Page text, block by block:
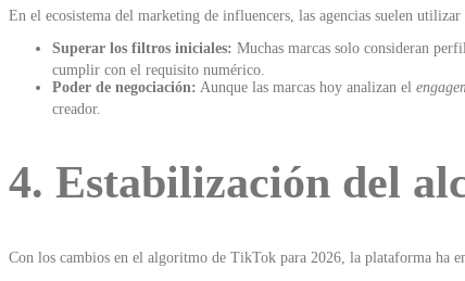
En el ecosistema del marketing de influencers, las agencias suelen
Superar los filtros iniciales: Muchas marcas solo consideran
cumplir con el requisito numérico.
Poder de negociación: Aunque las marcas hoy analizan el
creador.
4. Estabilización del
Con los cambios en el algoritmo de TikTok para 2026, la plataforma ha